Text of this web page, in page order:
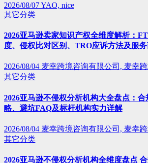
2026/08/07YAO, nice
其它分类
2026亚马逊卖家知识产权全维度解析：
度、侵权比对区别、TRO应诉方法及服
2026/08/04 麦幸跨境咨询有限公司, 麦幸
其它分类
2026亚马逊不侵权分析机构大全盘点：
略、避坑FAQ及标杆机构实力详解
2026/08/04 麦幸跨境咨询有限公司, 麦幸
其它分类
2026亚马逊不侵权分析机构全维度盘点